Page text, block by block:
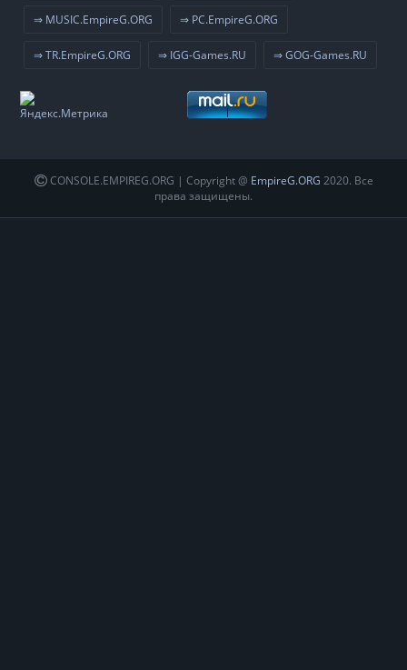
⇒ MUSIC.EmpireG.ORG ⇒ PC.EmpireG.ORG
⇒ TR.EmpireG.ORG ⇒ IGG-Games.RU ⇒ GOG-Games.RU
CONSOLE.EMPIREG.ORG | Copyright @ EmpireG.ORG 2020. Все
права защищены.